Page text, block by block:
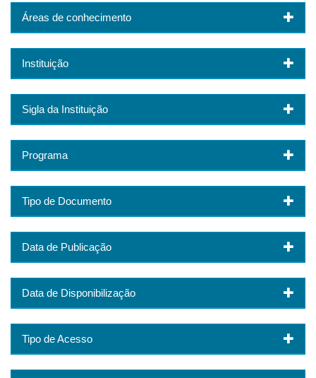
Áreas de conhecimento
Instituição
Sigla da Instituição
Programa
Tipo de Documento
Data de Publicação
Data de Disponibilização
Tipo de Acesso